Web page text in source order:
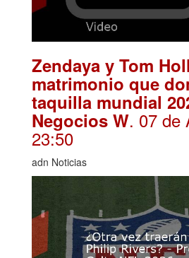
Zendaya y Tom
matrimonio que
taquilla mundial
Negocios W. 07 de
23:50
adn Noticias